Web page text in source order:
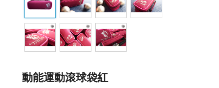
動能運動滾球袋紅